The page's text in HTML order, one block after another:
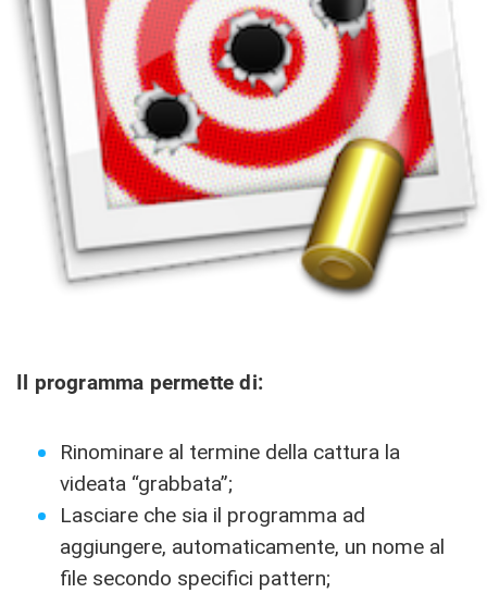
Il programma permette di:
Rinominare al termine della cattura la
videata “grabbata”;
Lasciare che sia il programma ad
aggiungere, automaticamente, un nome al
file secondo specifici pattern;